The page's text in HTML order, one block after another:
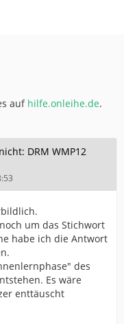
auf hilfe.onleihe.de.
DRM WMP12
um das Stichwort
habe ich die Antwort
des
Es wäre
enttäuscht